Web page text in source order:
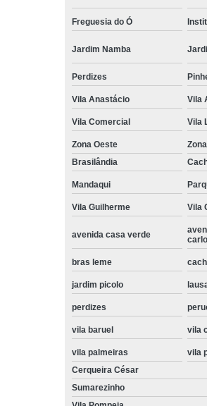
Freguesia do Ó
Jardim Namba
Perdizes
Vila Anastácio Vila
Vila Comercial Vila
Zona Oeste
Brasilândia
Mandaqui
Vila Guilherme Vila
avenida casa verde
bras leme
jardim picolo
perdizes
vila baruel vila
vila palmeiras vila
Cerqueira César
Sumarezinho